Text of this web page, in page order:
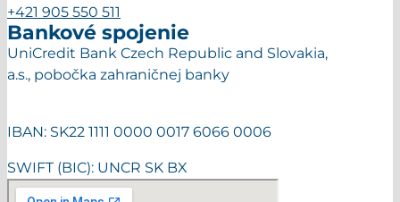
+421 905 550 511
Bankové spojenie
UniCredit Bank Czech Republic and Slovakia,
a.s., pobočka zahraničnej banky
IBAN: SK22 1111 0000 0017 6066 0006
SWIFT (BIC): UNCR SK BX